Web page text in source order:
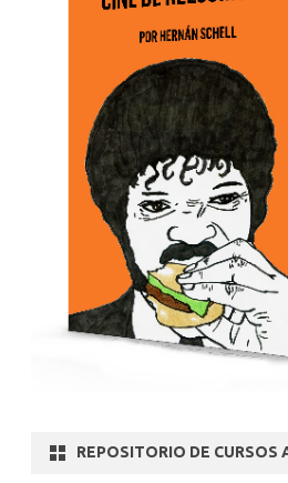
REPOSITORIO DE CURSOS